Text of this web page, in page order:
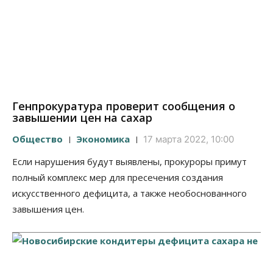
Генпрокуратура проверит сообщения о
завышении цен на сахар
Общество Экономика 17 марта 2022, 10:00
Если нарушения будут выявлены, прокуроры примут
полный комплекс мер для пресечения создания
искусственного дефицита, а также необоснованного
завышения цен.